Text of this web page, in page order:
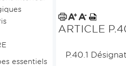
essentiels
ARTICLE
P.40.1